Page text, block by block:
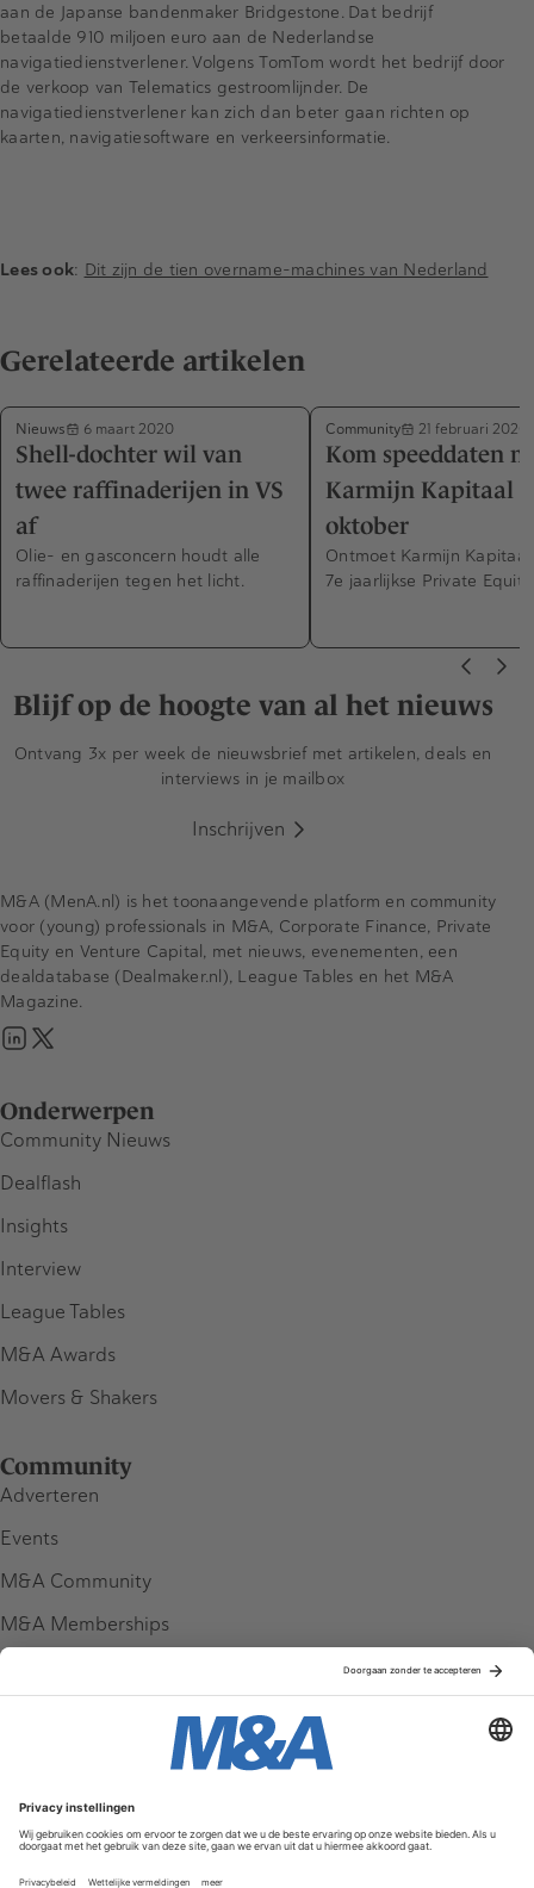
aan de Japanse bandenmaker Bridgestone. Dat bedrijf
betaalde 910 miljoen euro aan de Nederlandse
navigatiedienstverlener. Volgens TomTom wordt het bedrijf door
de verkoop van Telematics gestroomlijnder. De
navigatiedienstverlener kan zich dan beter gaan richten op
kaarten, navigatiesoftware en verkeersinformatie.
Lees ook: Dit zijn de tien overname-machines van Nederland
Gerelateerde artikelen
Nieuws 6 maart 2020
Shell-dochter wil van
twee raffinaderijen in VS
af
Olie- en gasconcern houdt alle
raffinaderijen tegen het licht.
Community 21 februari 2020
Kom speeddaten
Karmijn Kapitaal
oktober
Ontmoet Karmijn
7e jaarlijkse Private
Blijf op de hoogte van al het nieuws
Ontvang 3x per week de nieuwsbrief met artikelen, deals en
interviews in je mailbox
Inschrijven
Onderwerpen
Community Nieuws
Dealflash
Insights
Interview
League Tables
M&A Awards
Movers & Shakers
Community
Adverteren
Events
M&A Community
M&A Memberships
Service & Contact
Contact
M&A (MenA.nl) is het toonaangevende platform en community
voor (young) professionals in M&A, Corporate Finance, Private
Equity en Venture Capital, met nieuws, evenementen, een
dealdatabase (Dealmaker.nl), League Tables en het M&A
Magazine.